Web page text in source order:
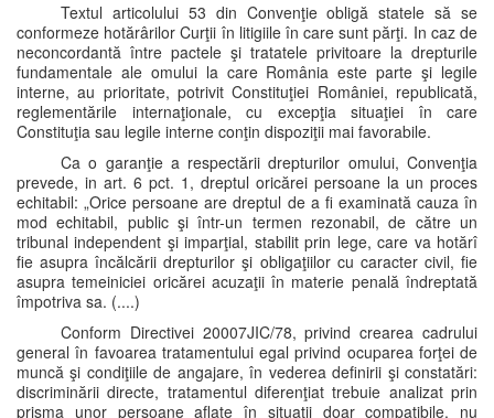
Textul articolului 53 din Convenţie obligă statele să se
conformeze hotărârilor Curţii în litigiile în care sunt părţi. In caz de
neconcordantă între pactele şi tratatele privitoare la drepturile
fundamentale ale omului la care România este parte şi legile
interne, au prioritate, potrivit Constituţiei României, republicată,
reglementările internaţionale, cu excepţia situaţiei în care
Constituţia sau legile interne conţin dispoziţii mai favorabile.
Ca o garanţie a respectării drepturilor omului, Convenţia
prevede, in art. 6 pct. 1, dreptul oricărei persoane la un proces
echitabil: „Orice persoane are dreptul de a fi examinată cauza în
mod echitabil, public şi într-un termen rezonabil, de către un
tribunal independent şi imparţial, stabilit prin lege, care va hotărî
fie asupra încălcării drepturilor şi obligaţiilor cu caracter civil, fie
asupra temeiniciei oricărei acuzaţii în materie penală îndreptată
împotriva sa. (....)
Conform Directivei 20007JIC/78, privind crearea cadrului
general în favoarea tratamentului egal privind ocuparea forţei de
muncă şi condiţiile de angajare, în vederea definirii şi constatări:
discriminării directe, tratamentul diferenţiat trebuie analizat prin
prisma unor persoane aflate în situaţii doar compatibile, nu